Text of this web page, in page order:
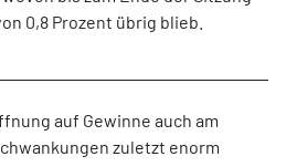
0,8 Prozent übrig blieb.
auf Gewinne auch am
zuletzt enorm